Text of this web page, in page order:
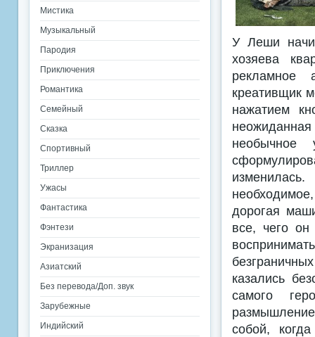
У Леши
хозяева
рекламное
креативщик
нажатием
необычное
дорогая
все, чего
казались
самого
размышление
собой,
Мистика
Музыкальный
Пародия
Приключения
Романтика
Семейный
Сказка
Спортивный
Триллер
Ужасы
Фантастика
Фэнтези
Экранизация
Азиатский
Без перевода/Доп. звук
Зарубежные
Индийский